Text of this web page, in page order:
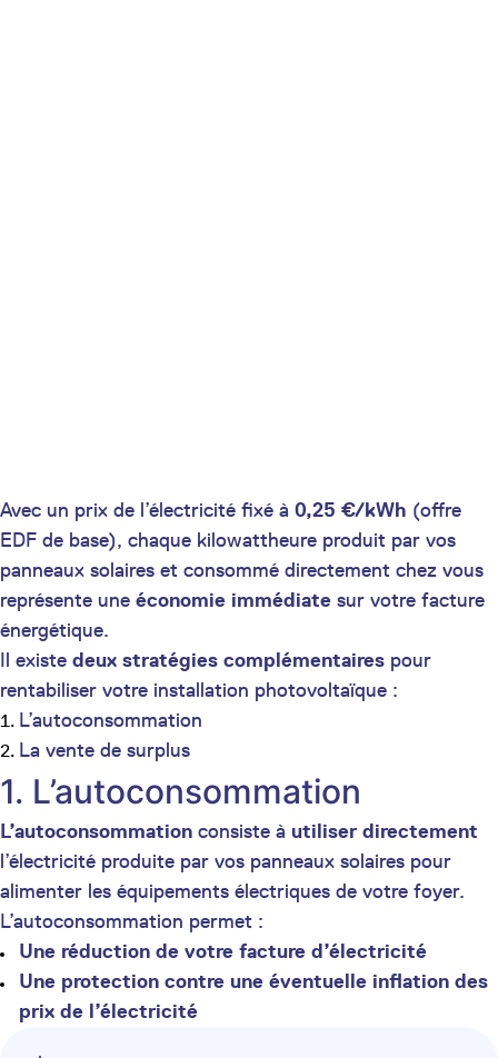
Avec un prix de l’électricité fixé à 0,25 €/kWh (offre
EDF de base), chaque kilowattheure produit par vos
panneaux solaires et consommé directement chez vous
représente une économie immédiate sur votre facture
énergétique.
Il existe deux stratégies complémentaires pour
rentabiliser votre installation photovoltaïque :
L’autoconsommation
La vente de surplus
1. L’autoconsommation
L’autoconsommation consiste à utiliser directement
l’électricité produite par vos panneaux solaires pour
alimenter les équipements électriques de votre foyer.
L’autoconsommation permet :
Une réduction de votre facture d’électricité
Une protection contre une éventuelle inflation des
prix de l’électricité